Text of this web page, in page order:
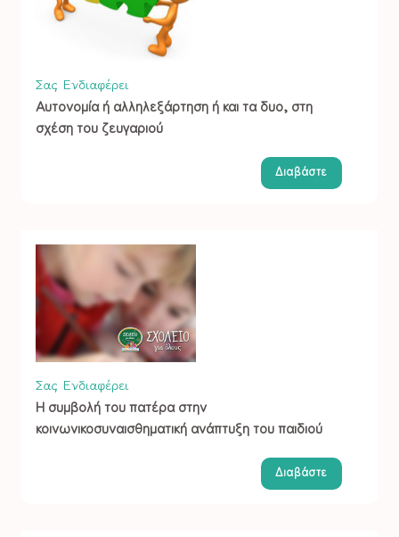
Σας Ενδιαφέρει
Αυτονομία ή αλληλεξάρτηση ή και τα δυο, στη
σχέση του ζευγαριού
Διαβάστε
Σας Ενδιαφέρει
Η συμβολή του πατέρα στην
κοινωνικοσυναισθηματική ανάπτυξη του παιδιού
Διαβάστε